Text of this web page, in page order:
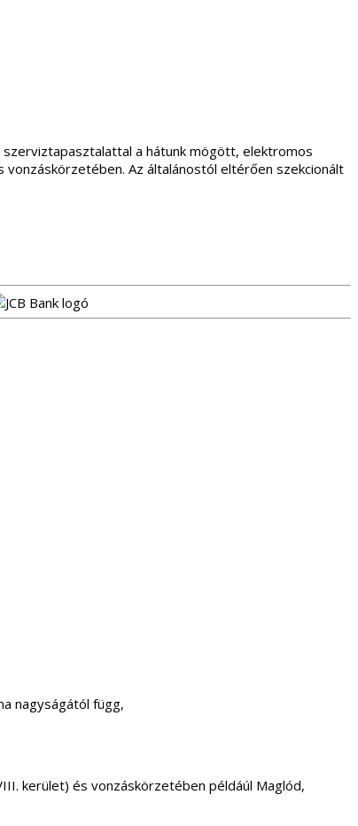
szerviztapasztalattal a hátunk mögött, elektromos
Az általánostól eltérően szekcionált
nagyságától függ,
kerület) és vonzáskörzetében példáúl Maglód,